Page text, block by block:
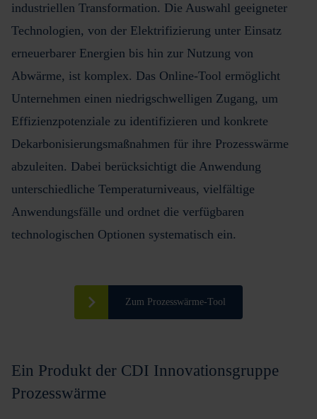
industriellen Transformation. Die Auswahl geeigneter
Technologien, von der Elektrifizierung unter Einsatz
erneuerbarer Energien bis hin zur Nutzung von
Abwärme, ist komplex. Das Online-Tool ermöglicht
Unternehmen einen niedrigschwelligen Zugang, um
Effizienzpotenziale zu identifizieren und konkrete
Dekarbonisierungsmaßnahmen für ihre Prozesswärme
abzuleiten. Dabei berücksichtigt die Anwendung
unterschiedliche Temperaturniveaus, vielfältige
Anwendungsfälle und ordnet die verfügbaren
technologischen Optionen systematisch ein.
Zum Prozesswärme-Tool
Ein Produkt der CDI Innovationsgruppe
Prozesswärme